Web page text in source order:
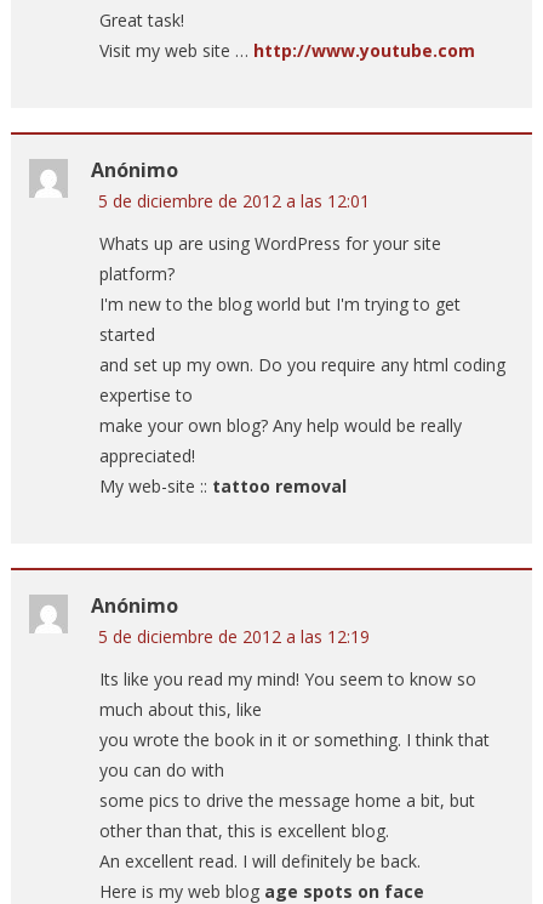
Great task!
Visit my web site … http://www.youtube.com
Anónimo
5 de diciembre de 2012 a las 12:01
Whats up are using WordPress for your site
platform?
I'm new to the blog world but I'm trying to get
started
and set up my own. Do you require any html coding
expertise to
make your own blog? Any help would be really
appreciated!
My web-site :: tattoo removal
Anónimo
5 de diciembre de 2012 a las 12:19
Its like you read my mind! You seem to know so
much about this, like
you wrote the book in it or something. I think that
you can do with
some pics to drive the message home a bit, but
other than that, this is excellent blog.
An excellent read. I will definitely be back.
Here is my web blog age spots on face